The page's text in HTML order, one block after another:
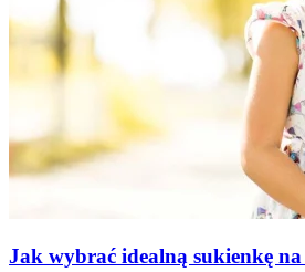
Jak wybrać idealną sukienkę